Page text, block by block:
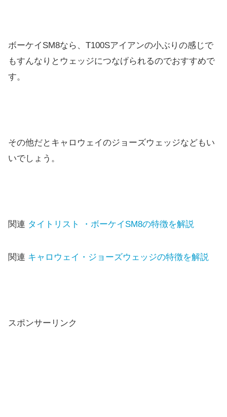
ボーケイSM8なら、T100Sアイアンの小ぶりの感じで
もすんなりとウェッジにつなげられるのでおすすめで
す。
その他だとキャロウェイのジョーズウェッジなどもい
いでしょう。
関連 タイトリスト ・ボーケイSM8の特徴を解説
関連 キャロウェイ・ジョーズウェッジの特徴を解説
スポンサーリンク